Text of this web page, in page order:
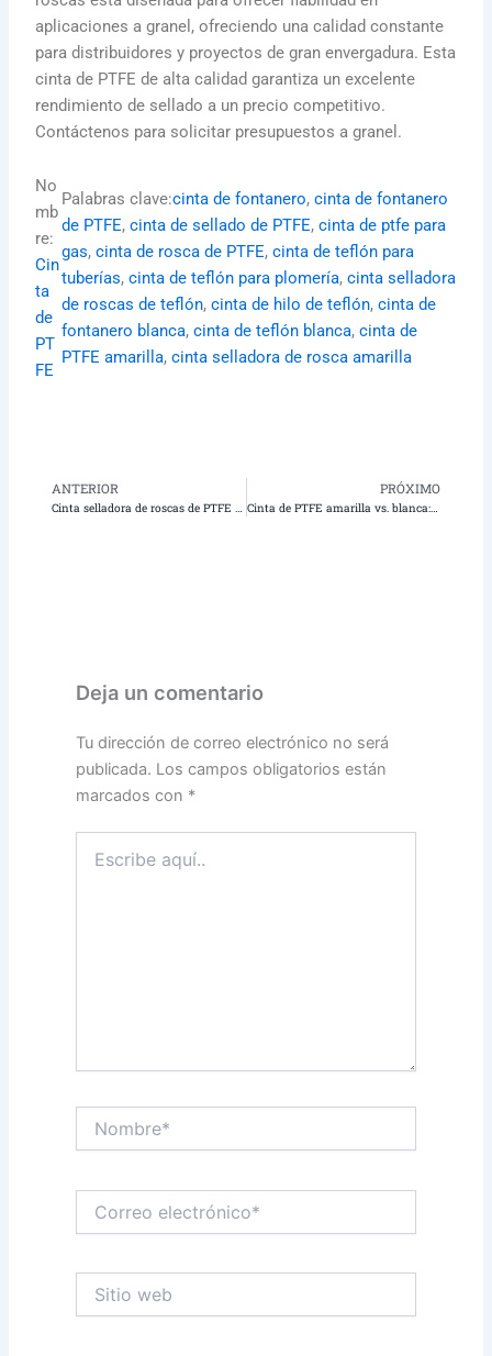
aplicaciones a granel, ofreciendo una calidad constante
para distribuidores y proyectos de gran envergadura. Esta
cinta de PTFE de alta calidad garantiza un excelente
rendimiento de sellado a un precio competitivo.
Contáctenos para solicitar presupuestos a granel.
No
mb
re:
Cin
ta
de
PT
FE
Palabras clave:cinta de fontanero, cinta de fontanero
de PTFE, cinta de sellado de PTFE, cinta de ptfe para
gas, cinta de rosca de PTFE, cinta de teflón para
tuberías, cinta de teflón para plomería, cinta selladora
de roscas de teflón, cinta de hilo de teflón, cinta de
fontanero blanca, cinta de teflón blanca, cinta de
PTFE amarilla, cinta selladora de rosca amarilla
Anterior
ANTERIOR PRÓXIMO
Cinta de PTFE amarilla vs. blanca: La diferencia crítica en seguridad para líneas de gas
Deja un comentario
Tu dirección de correo electrónico no será
publicada. Los campos obligatorios están
marcados con *
aquí..
electrónico*
web